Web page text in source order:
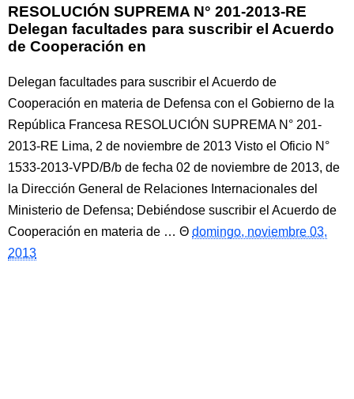
RESOLUCIÓN SUPREMA N° 201-2013-RE
Delegan facultades para suscribir el Acuerdo
de Cooperación en
Delegan facultades para suscribir el Acuerdo de
Cooperación en materia de Defensa con el Gobierno de la
República Francesa RESOLUCIÓN SUPREMA N° 201-
2013-RE Lima, 2 de noviembre de 2013 Visto el Oficio N°
1533-2013-VPD/B/b de fecha 02 de noviembre de 2013, de
la Dirección General de Relaciones Internacionales del
Ministerio de Defensa; Debiéndose suscribir el Acuerdo de
Cooperación en materia de …
domingo, noviembre 03,
2013